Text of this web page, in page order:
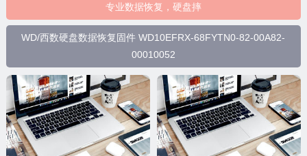
专业数据恢复，硬盘摔
WD/西数硬盘数据恢复固件 WD10EFRX-68FYTN0-82-00A82-
00010052